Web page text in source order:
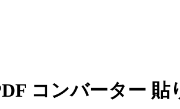
コンバーター 貼